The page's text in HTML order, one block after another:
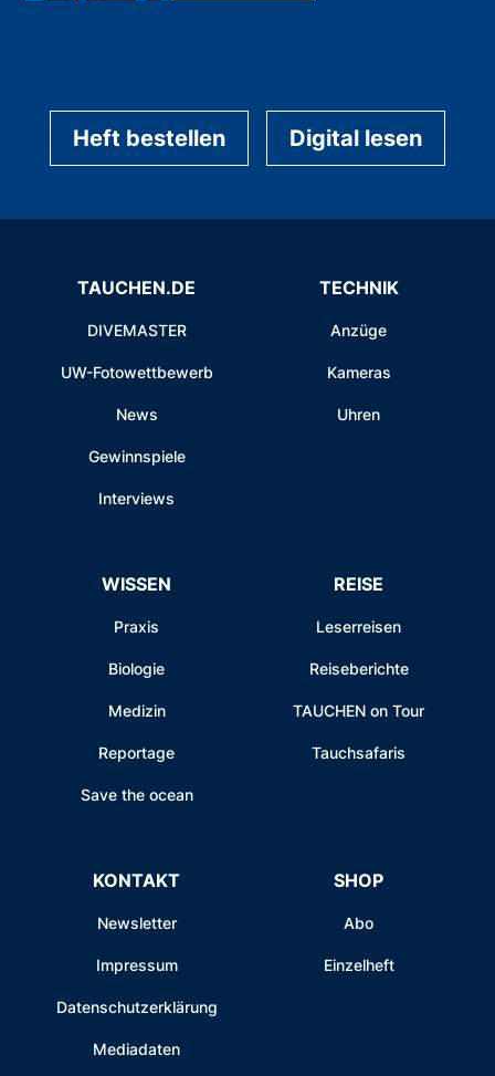
Heft bestellen Digital lesen
TAUCHEN.DE
DIVEMASTER
UW-Fotowettbewerb
News
Gewinnspiele
Interviews
TECHNIK
Anzüge
Kameras
Uhren
WISSEN
Praxis
Biologie
Medizin
Reportage
Save the ocean
REISE
Leserreisen
Reiseberichte
TAUCHEN on Tour
Tauchsafaris
KONTAKT
Newsletter
Impressum
Datenschutzerklärung
Mediadaten
SHOP
Abo
Einzelheft